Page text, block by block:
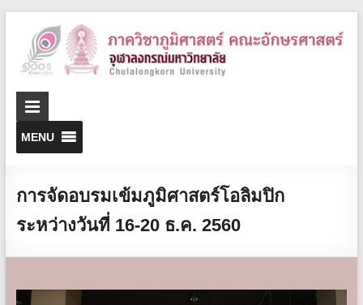
MENU
การจัดอบรมเข้มภูมิศาสตร์โอลิมปิก
ระหว่างวันที่ 16-20 ธ.ค. 2560